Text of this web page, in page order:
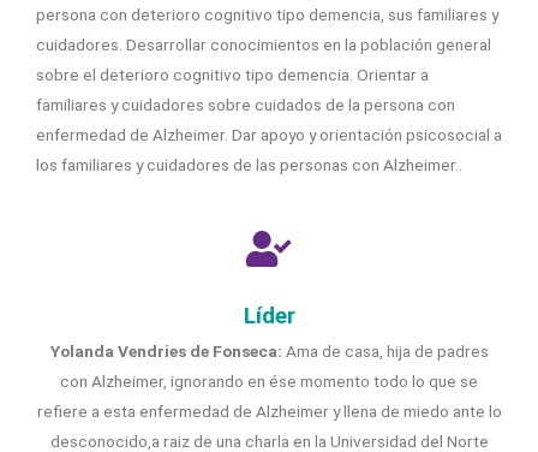
persona con deterioro cognitivo tipo demencia, sus familiares y
cuidadores. Desarrollar conocimientos en la población general
sobre el deterioro cognitivo tipo demencia. Orientar a
familiares y cuidadores sobre cuidados de la persona con
enfermedad de Alzheimer. Dar apoyo y orientación psicosocial a
los familiares y cuidadores de las personas con Alzheimer..
Líder
Yolanda Vendries de Fonseca: Ama de casa, hija de padres
con Alzheimer, ignorando en ése momento todo lo que se
refiere a esta enfermedad de Alzheimer y llena de miedo ante lo
desconocido,a raiz de una charla en la Universidad del Norte